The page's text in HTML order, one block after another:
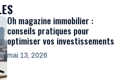
Oh magazine immobilier :
conseils pratiques pour
optimiser vos investissements
mai 13, 2026